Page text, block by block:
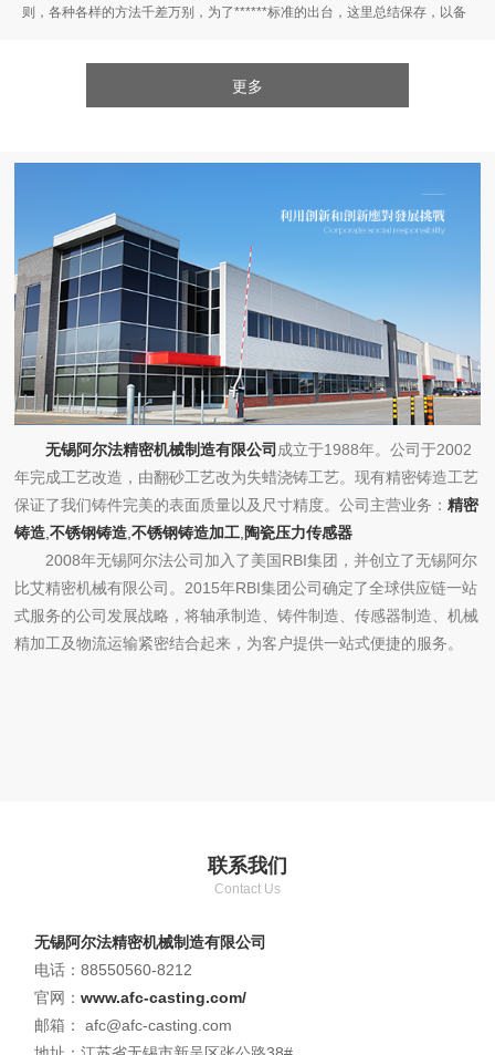
则，各种各样的方法千差万别，为了******标准的出台，这里总结保存，以备
更多
无锡阿尔法精密机械制造有限公司 成立于1988年。公司于2002
年完成工艺改造，由翻砂工艺改为失蜡浇铸工艺。现有精密铸造工艺
保证了我们铸件完美的表面质量以及尺寸精度。公司主营业务：精密
铸造,不锈钢铸造,不锈钢铸造加工,陶瓷压力传感器
2008年无锡阿尔法公司加入了美国RBI集团，并创立了无锡阿尔
比艾精密机械有限公司。2015年RBI集团公司确定了全球供应链一站
式服务的公司发展战略，将轴承制造、铸件制造、传感器制造、机械
精加工及物流运输紧密结合起来，为客户提供一站式便捷的服务。
联系我们
Contact Us
无锡阿尔法精密机械制造有限公司
电话：88550560-8212
官网：www.afc-casting.com/
邮箱： afc@afc-casting.com